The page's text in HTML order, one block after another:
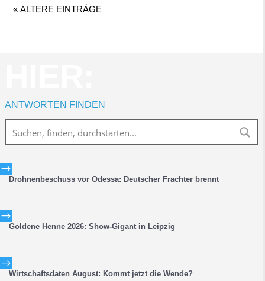
« ÄLTERE EINTRÄGE
ANTWORTEN FINDEN
$
Drohnenbeschuss vor Odessa: Deutscher Frachter brennt
$
Goldene Henne 2026: Show-Gigant in Leipzig
$
Wirtschaftsdaten August: Kommt jetzt die Wende?